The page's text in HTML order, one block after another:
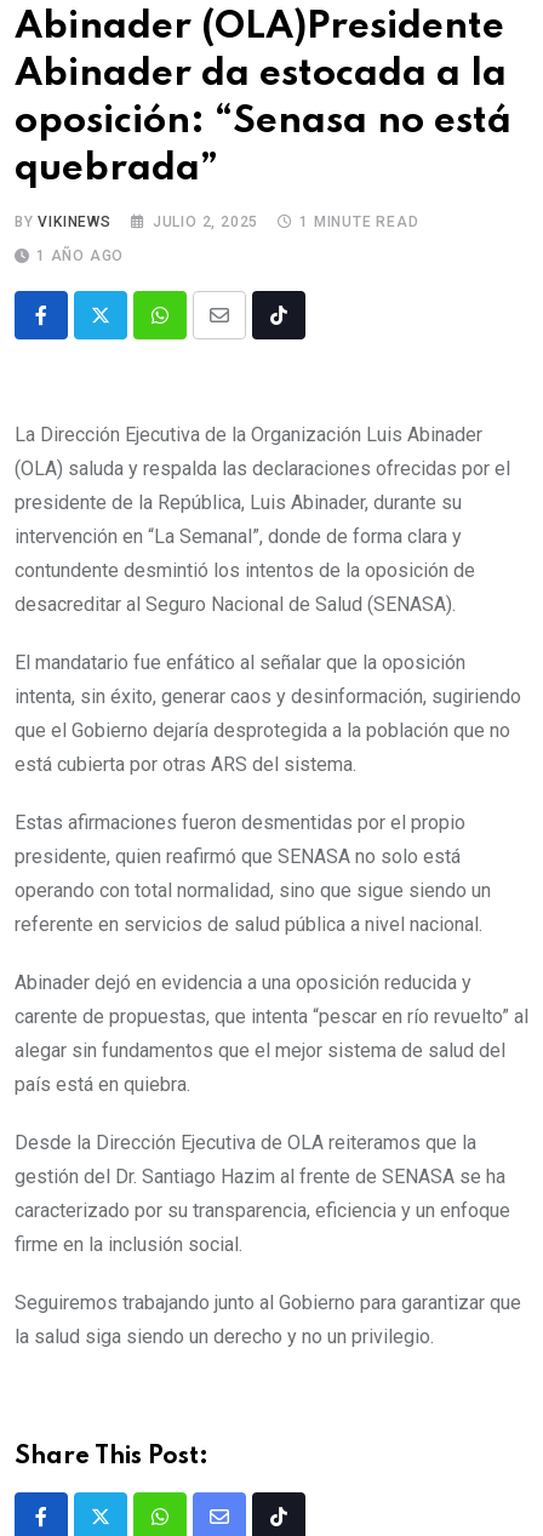
Abinader (OLA)Presidente
Abinader da estocada a la
oposición: “Senasa no está
quebrada”
BYVIKINEWS JULIO 2, 2025
1 MINUTE READ
1 AÑO AGO
La Dirección Ejecutiva de la Organización Luis Abinader
(OLA) saluda y respalda las declaraciones ofrecidas por el
presidente de la República, Luis Abinader, durante su
intervención en “La Semanal”, donde de forma clara y
contundente desmintió los intentos de la oposición de
desacreditar al Seguro Nacional de Salud (SENASA).
El mandatario fue enfático al señalar que la oposición
intenta, sin éxito, generar caos y desinformación, sugiriendo
que el Gobierno dejaría desprotegida a la población que no
está cubierta por otras ARS del sistema.
Estas afirmaciones fueron desmentidas por el propio
presidente, quien reafirmó que SENASA no solo está
operando con total normalidad, sino que sigue siendo un
referente en servicios de salud pública a nivel nacional.
Abinader dejó en evidencia a una oposición reducida y
carente de propuestas, que intenta “pescar en río revuelto” al
alegar sin fundamentos que el mejor sistema de salud del
país está en quiebra.
Desde la Dirección Ejecutiva de OLA reiteramos que la
gestión del Dr. Santiago Hazim al frente de SENASA se ha
caracterizado por su transparencia, eficiencia y un enfoque
firme en la inclusión social.
Seguiremos trabajando junto al Gobierno para garantizar que
la salud siga siendo un derecho y no un privilegio.
Share This Post: